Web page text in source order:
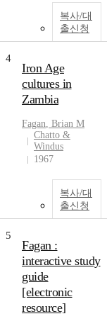
복사/대
출신청
4
Iron Age
cultures in
Zambia
Fagan, Brian M
Chatto &
Windus
1967
복사/대
출신청
5
Fagan :
interactive study
guide
[electronic
resource]